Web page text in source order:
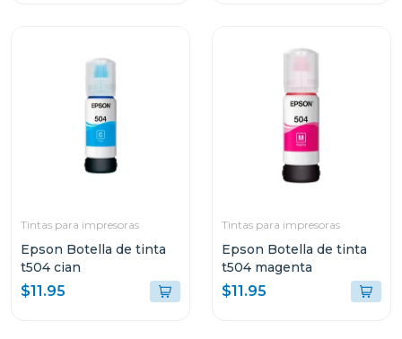
Tintas para impresoras
Epson Botella de tinta
t504 cian
$11.95
Tintas para impresoras
Epson Botella de tinta
t504 magenta
$11.95